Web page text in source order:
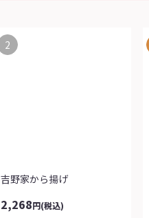
2
吉野家から揚げ
2,268円(税込)